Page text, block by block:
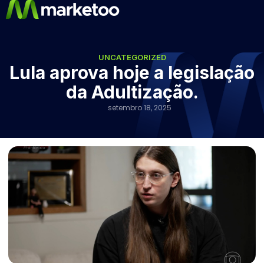
UNCATEGORIZED
Lula aprova hoje a legislação
da Adultização.
setembro 18, 2025